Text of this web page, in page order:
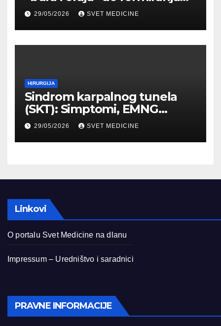
stabilnog identiteta
29/05/2026 SVET MEDICINE
HIRURGIJA
Sindrom karpalnog tunela
(SKT): Simptomi, EMNG
dijagnostika i lečenje
29/05/2026 SVET MEDICINE
Linkovi
O portalu Svet Medicine na dlanu
Impressum – Uredništvo i saradnici
PRAVNE INFORMACIJE